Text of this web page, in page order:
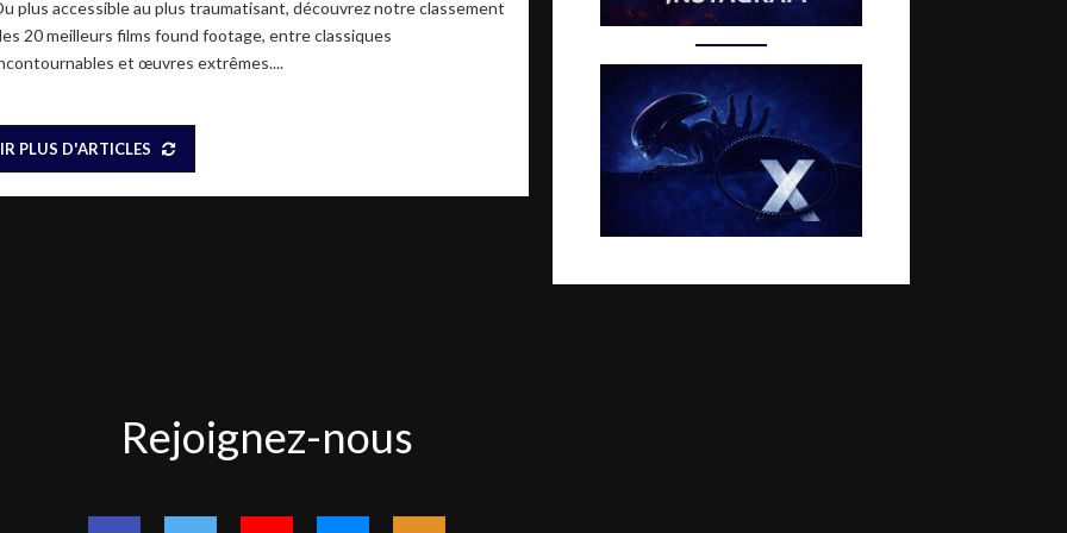
plus accessible au plus traumatisant, découvrez notre classement
20 meilleurs films found footage, entre classiques
et œuvres extrêmes....
PLUS D'ARTICLES
nous
Rejoignez-nous